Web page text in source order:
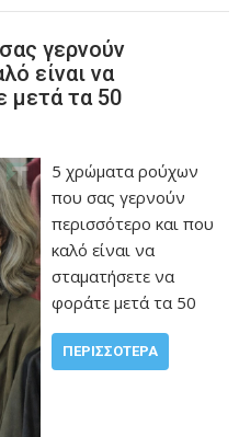
γερνούν
είναι να
μετά τα 50
5 χρώματα ρούχων
που σας γερνούν
περισσότερο και που
καλό είναι να
σταματήσετε να
φοράτε μετά τα 50
ΠΕΡΙΣΣΌΤΕΡΑ